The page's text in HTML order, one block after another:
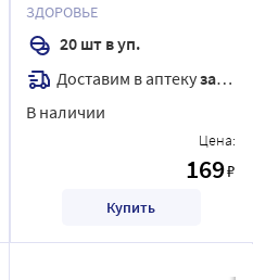
ЗДОРОВЬЕ
20 шт в уп.
Доставим в аптекузавтра
В наличии
Цена:
169₽
Купить